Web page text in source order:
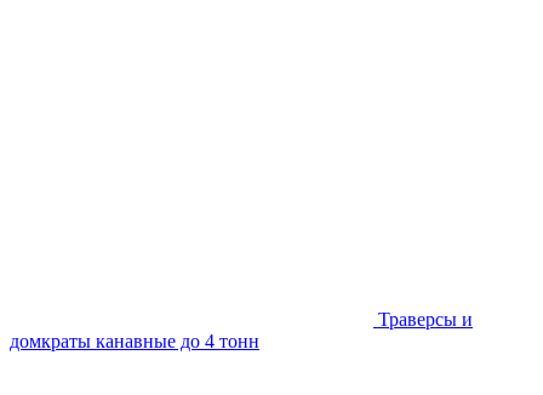
Траверсы и
домкраты канавные до 4 тонн